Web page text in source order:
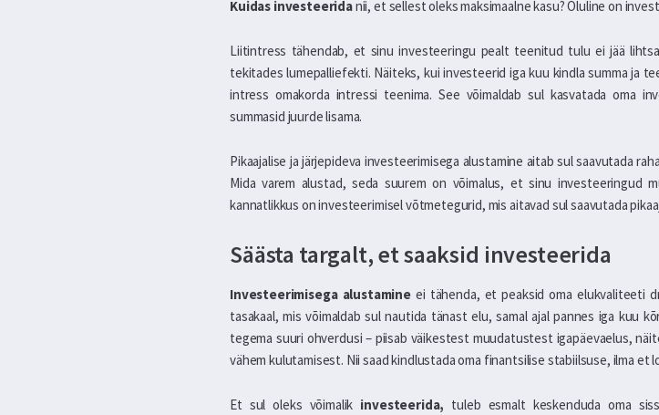
Kuidas investeeridanii, et sellest oleks maksimaalne kasu? Oluline on
Liitintress tähendab, et sinu investeeringu pealt teenitud tulu ei jää
tekitades lumepalliefekti. Näiteks, kui investeerid iga kuu kindla summa ja
intress omakorda intressi teenima. See võimaldab sul kasvatada oma
summasid juurde lisama.
Pikaajalise ja järjepideva investeerimisega alustamine aitab sul saavutada
Mida varem alustad, seda suurem on võimalus, et sinu investeeringud
kannatlikkus on investeerimisel võtmetegurid, mis aitavad sul saavutada
Säästa targalt, et saaksid investeerida
Investeerimisega alustamineei tähenda, et peaksid oma elukvaliteeti
tasakaal, mis võimaldab sul nautida tänast elu, samal ajal pannes iga kuu
tegema suuri ohverdusi – piisab väikestest muudatustest igapäevaelus,
vähem kulutamisest. Nii saad kindlustada oma finantsilise stabiilsuse, ilma
Et sul oleks võimalik investeerida, tuleb esmalt keskenduda oma